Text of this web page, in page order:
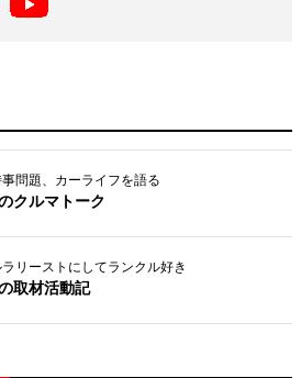
問題、カーライフを語る
クルマトーク
リーストにしてランクル好き
取材活動記